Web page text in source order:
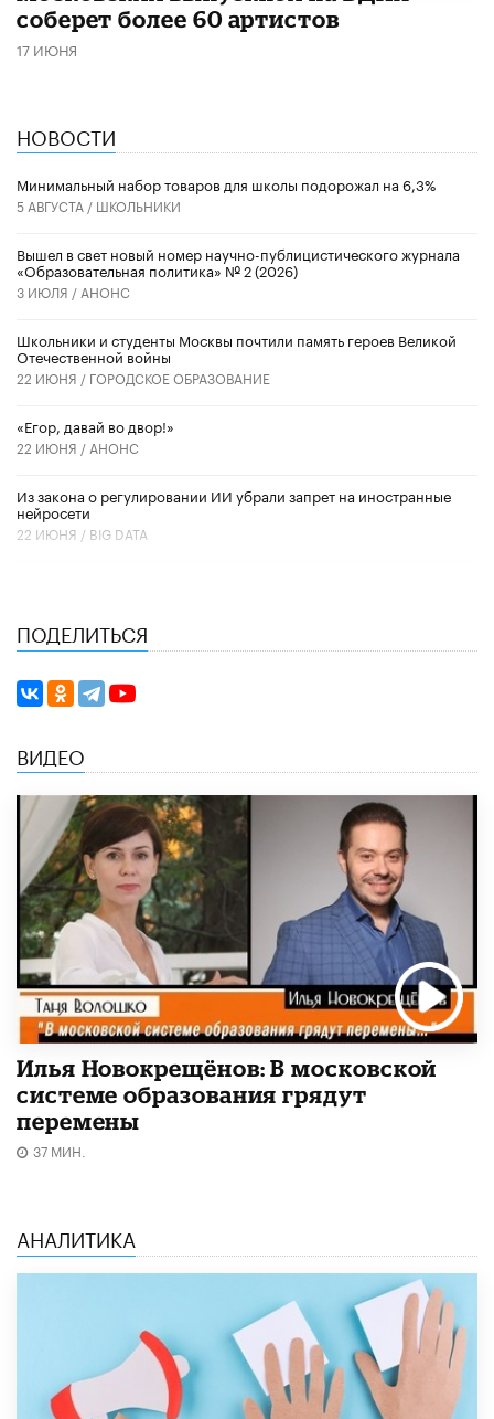
соберет более 60 артистов
17 ИЮНЯ
НОВОСТИ
Минимальный набор товаров для школы подорожал на 6,3%
5 АВГУСТА / ШКОЛЬНИКИ
Вышел в свет новый номер научно-публицистического журнала
«Образовательная политика» № 2 (2026)
3 ИЮЛЯ / АНОНС
Школьники и студенты Москвы почтили память героев Великой
Отечественной войны
22 ИЮНЯ / ГОРОДСКОЕ ОБРАЗОВАНИЕ
«Егор, давай во двор!»
22 ИЮНЯ / АНОНС
Из закона о регулировании ИИ убрали запрет на иностранные
нейросети
22 ИЮНЯ / BIG DATA
ПОДЕЛИТЬСЯ
ВИДЕО
Илья Новокрещёнов: В московской
системе образования грядут
перемены
37 МИН.
АНАЛИТИКА